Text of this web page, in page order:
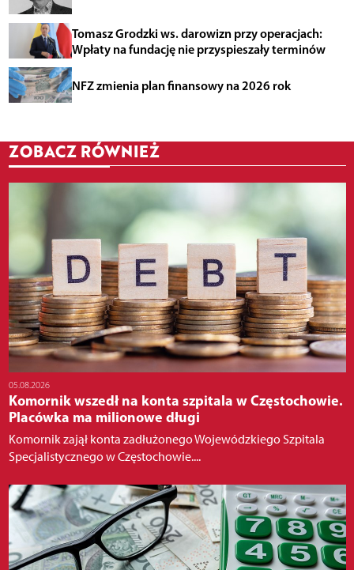
Tomasz Grodzki ws. darowizn przy operacjach:
Wpłaty na fundację nie przyspieszały terminów
NFZ zmienia plan finansowy na 2026 rok
ZOBACZ RÓWNIEŻ
05.08.2026
Komornik wszedł na konta szpitala w Częstochowie.
Placówka ma milionowe długi
Komornik zajął konta zadłużonego Wojewódzkiego Szpitala
Specjalistycznego w Częstochowie....